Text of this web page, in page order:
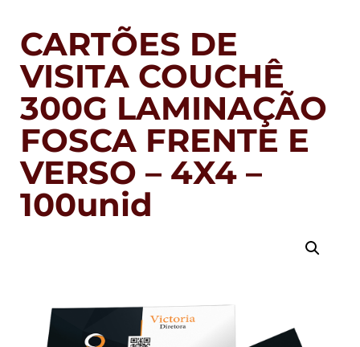
CARTÕES DE
VISITA COUCHÊ
300G LAMINAÇÃO
FOSCA FRENTE E
VERSO – 4X4 –
100unid